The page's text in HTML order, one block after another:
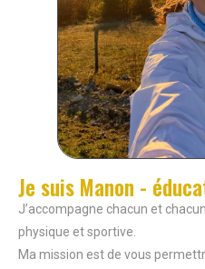
Je suis Manon -
J’accompagne chacun et
physique et sportive.
Ma mission est de vous